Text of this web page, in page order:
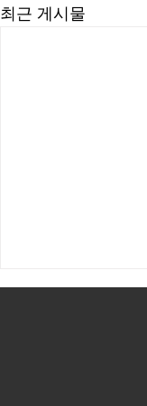
최근 게시물